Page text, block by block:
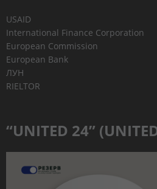
USAID
International Finance Corporation
European Commission
European Bank
ЛУН
RIELTOR
“UNITED 24”